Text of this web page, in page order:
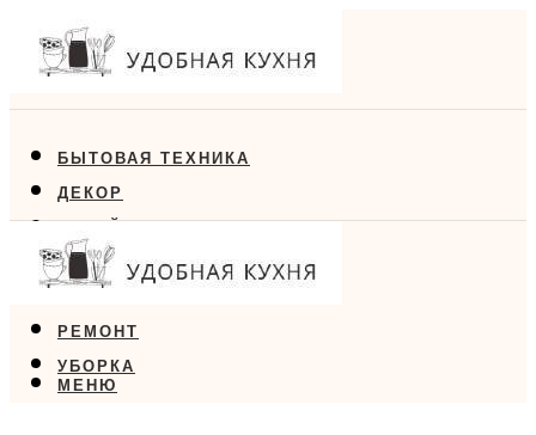
БЫТОВАЯ ТЕХНИКА
ДЕКОР
ДИЗАЙН
ЕДА
РЕМОНТ
УБОРКА
МЕНЮ